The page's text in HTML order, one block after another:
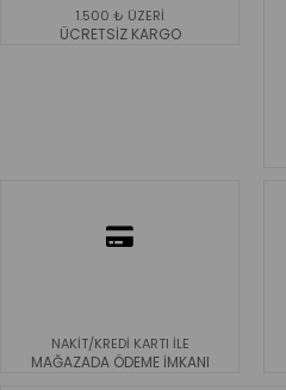
1.500 ₺ ÜZERİ
ÜCRETSİZ KARGO
NAKİT/KREDİ KARTI İLE
MAĞAZADA ÖDEME İMKANI